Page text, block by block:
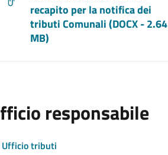
recapito per la notifica dei
tributi Comunali (DOCX - 2.64
MB)
responsabile
Ufficio tributi